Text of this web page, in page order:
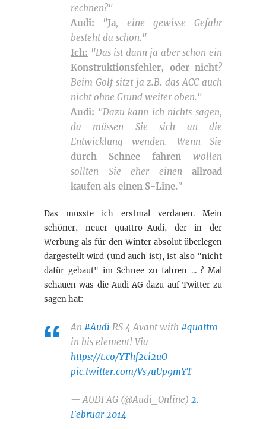
rechnen?"
Audi: "Ja, eine gewisse Gefahr
besteht da schon."
Ich: "Das ist dann ja aber schon ein
Konstruktionsfehler, oder nicht?
Beim Golf sitzt ja z.B. das ACC auch
nicht ohne Grund weiter oben."
Audi: "Dazu kann ich nichts sagen,
da müssen Sie sich an die
Entwicklung wenden. Wenn Sie
durch Schnee fahren wollen
sollten Sie eher einen allroad
kaufen als einen S-Line."
Das musste ich erstmal verdauen. Mein
schöner, neuer quattro-Audi, der in der
Werbung als für den Winter absolut überlegen
dargestellt wird (und auch ist), ist also "nicht
dafür gebaut" im Schnee zu fahren ... ? Mal
schauen was die Audi AG dazu auf Twitter zu
sagen hat:
An #Audi RS 4 Avant with #quattro
in his element! Via
https://t.co/YThf2ci2uO
pic.twitter.com/Vs7uUp9mYT
— AUDI AG (@Audi_Online) 2.
Februar 2014